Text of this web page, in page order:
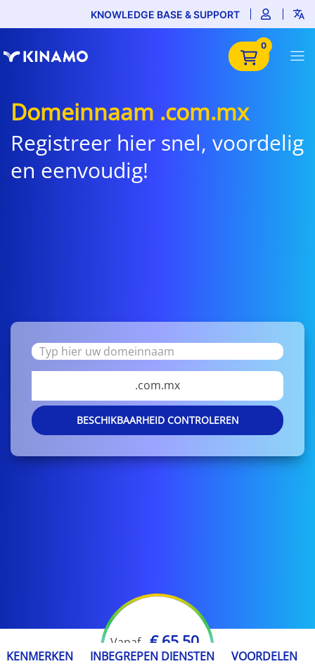
KNOWLEDGE BASE & SUPPORT
0
Domeinnaam .com.mx
Registreer hier snel, voordelig
en eenvoudig!
.com.mx
BESCHIKBAARHEID CONTROLEREN
Vanaf € 65,50
/ jaar
KENMERKEN INBEGREPEN DIENSTEN
VOORDELEN